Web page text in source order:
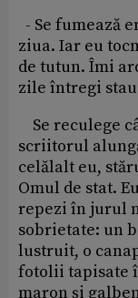
- Se fumează
ziua. Iar eu
de tutun. Îmi
zile întregi stau
Se reculege
scriitorul
celălalt eu,
Omul de stat.
repezi în jurul
sobrietate: un
lustruit, o
fotolii tapisate
maron şi